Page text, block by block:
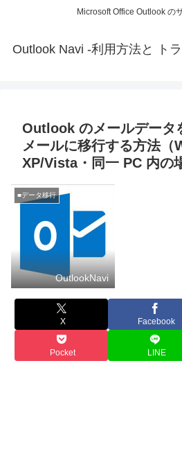
Microsoft Office Outlook の
Outlook Navi -利用方法と ト
Outlook のメールデー
メールに移行する方法
XP/Vista・同一 PC 内の
■データ移行
OutlookNavi
X Facebook
Pocket LINE